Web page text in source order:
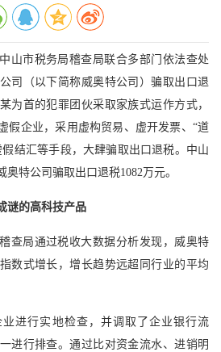
山市税务局稽查局联合多部门依法查处
司（以下简称威奥特公司）骗取出口退
为首的犯罪团伙采取家族式运作方式，
假企业，采用虚构贸易、虚开发票、“道
结汇等手段，大肆骗取出口退税。中山
特公司骗取出口退税1082万元。
谜的高科技产品
查局通过税收大数据分析发现，威奥特
数式增长，增长趋势远超同行业的平均
进行实地检查，并调取了企业银行流
进行排查。通过比对资金流水、进销明